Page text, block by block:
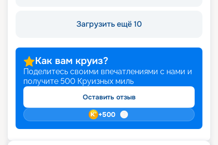
Загрузить ещё 10
Как вам круиз?
Поделитесь своими впечатлениями с нами и
получите 500 Круизных миль
Оставить отзыв
+500